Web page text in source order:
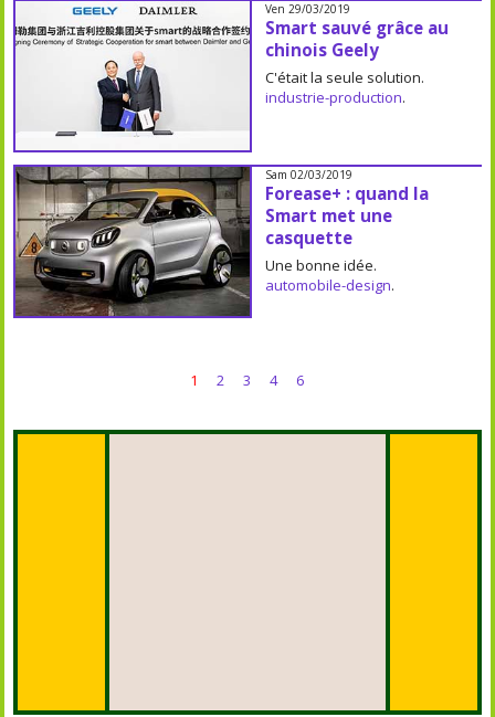
Ven 29/03/2019
Smart sauvé grâce au
chinois Geely
C'était la seule solution.
industrie-production.
Sam 02/03/2019
Forease+ : quand la
Smart met une
casquette
Une bonne idée.
automobile-design.
1 2 3 4 6